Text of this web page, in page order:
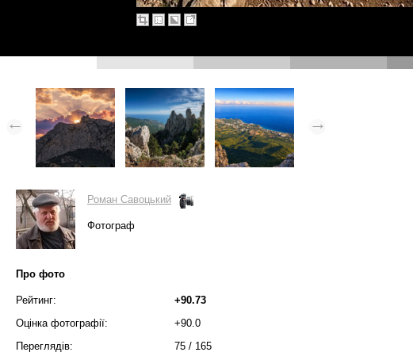
Роман Савоцький
Фотограф
Про фото
Рейтинг:
+90.73
Оцінка фотографії:
+90.0
Переглядів:
75 / 165